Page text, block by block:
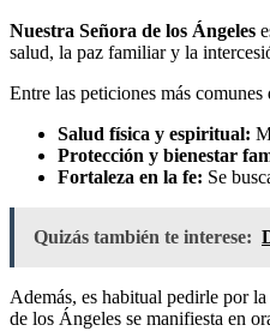
Nuestra Señora de los Ángeles
salud, la paz familiar y la
Entre las peticiones más comunes
Salud física y espiritual:
Protección y bienestar
Fortaleza en la fe: Se
Quizás también te interese:
Además, es habitual pedirle por
de los Ángeles se manifiesta en